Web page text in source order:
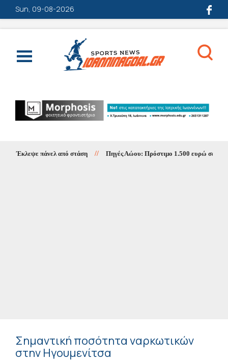
Sun, 09-08-2026
Έκλεψε πάνελ από στάση // Πηγές Αώου: Πρόστιμο 1.500 ευρώ σε
Σημαντική ποσότητα ναρκωτικών
στην Ηγουμενίτσα